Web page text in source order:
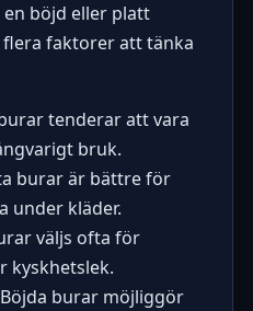
böjd eller platt
faktorer att tänka
tenderar att vara
bruk.
burar är bättre för
under kläder.
väljs ofta för
kyskhetslek.
Böjda burar möjliggör